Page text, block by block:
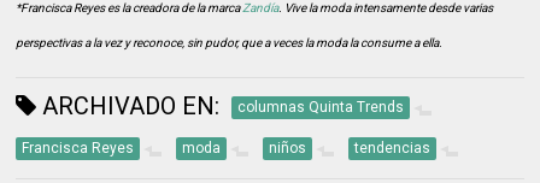
*Francisca Reyes es la creadora de la marcaZandía. Vive la moda intensamente desde varias
perspectivas a la vez y reconoce, sin pudor, que a veces la moda la consume a ella.
ARCHIVADO EN: columnas Quinta Trends
Francisca Reyes moda niños tendencias